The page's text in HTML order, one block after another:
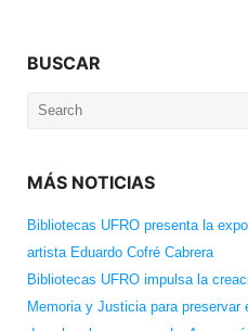
BUSCAR
Search
MÁS NOTICIAS
Bibliotecas UFRO presenta la
artista Eduardo Cofré Cabrera
Bibliotecas UFRO impulsa la
Memoria y Justicia para preservar